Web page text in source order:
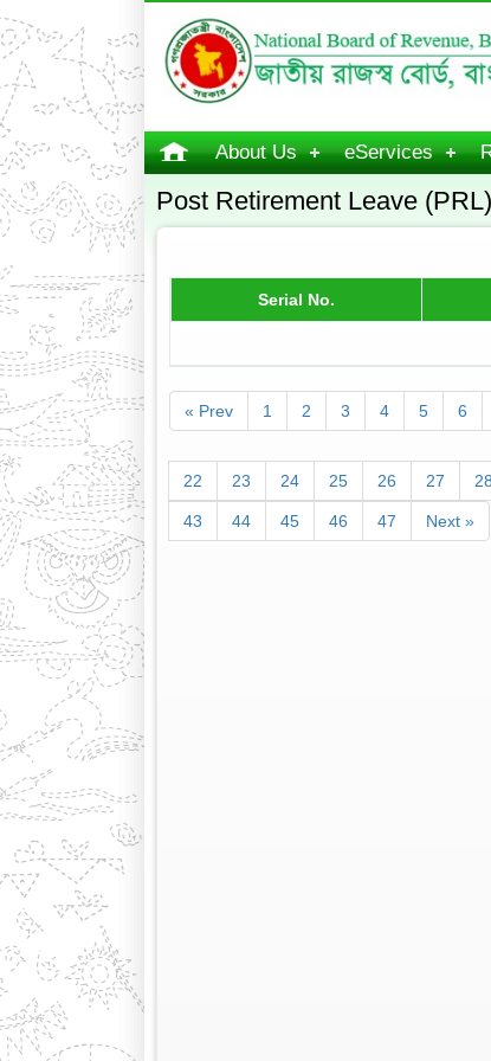
About Us eServices
Post Retirement Leave (PRL)
Serial No.
« Prev 1 2 3 4 5 6
22 23 24 25 26 27 28
43 44 45 46 47 Next »